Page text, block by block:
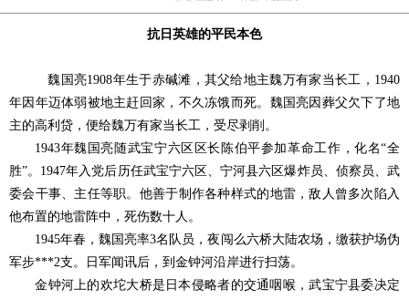
抗日英雄的平民本色
魏国亮1908年生于赤碱滩，其父给地主魏万有家当长工，1940
年因年迈体弱被地主赶回家，不久冻饿而死。魏国亮因葬父欠下了地
主的高利贷，便给魏万有家当长工，受尽剥削。
1943年魏国亮随武宝宁六区区长陈伯平参加革命工作，化名“全
胜”。1947年入党后历任武宝宁六区、宁河县六区爆炸员、侦察员、武
委会干事、主任等职。他善于制作各种样式的地雷，敌人曾多次陷入
他布置的地雷阵中，死伤数十人。
1945年春，魏国亮率3名队员，夜闯么六桥大陆农场，缴获护场伪
军步***2支。日军闻讯后，到金钟河沿岸进行扫荡。
金钟河上的欢坨大桥是日本侵略者的交通咽喉，武宝宁县委决定